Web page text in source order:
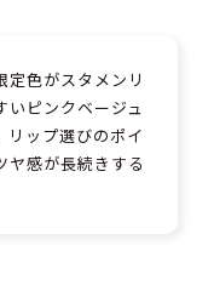
色がスタメンリ
いピンクベージュ
リップ選びのポイ
ヤ感が長続きする